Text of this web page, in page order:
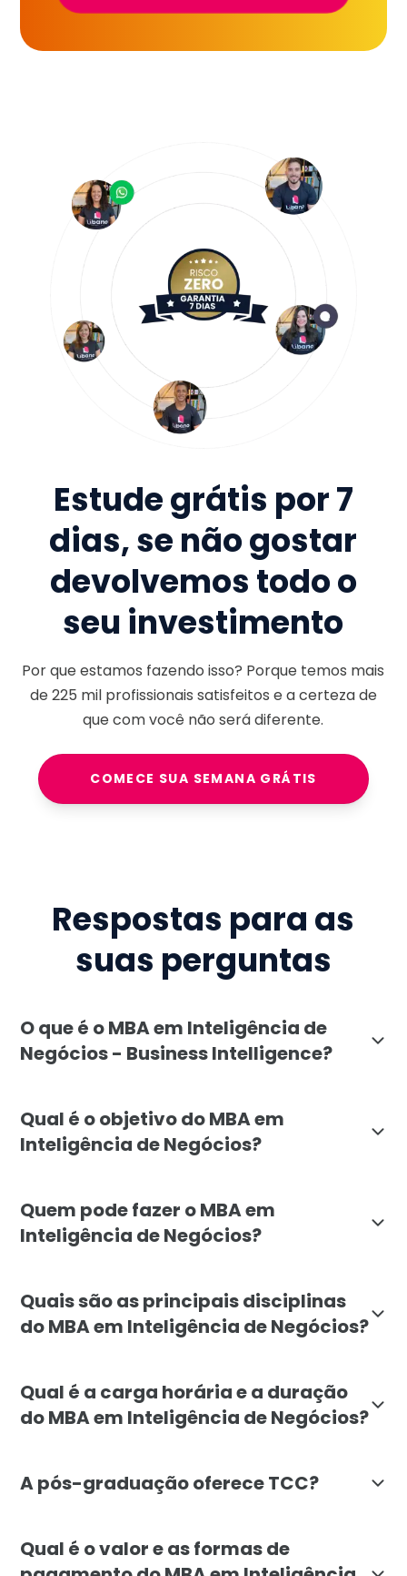
Estude grátis por 7
dias, se não gostar
devolvemos todo o
seu investimento
Por que estamos fazendo isso? Porque temos mais
de225 milprofissionais satisfeitos e a certeza de
que com você não será diferente.
COMECE SUA SEMANA GRÁTIS
Respostas para as
suas perguntas
O que é o MBA em Inteligência de
Negócios - Business Intelligence?
Qual é o objetivo do MBA em
Inteligência de Negócios?
Quem pode fazer o MBA em
Inteligência de Negócios?
Quais são as principais disciplinas
do MBA em Inteligência de Negócios?
Qual é a carga horária e a duração
do MBA em Inteligência de Negócios?
A pós-graduação oferece TCC?
Qual é o valor e as formas de